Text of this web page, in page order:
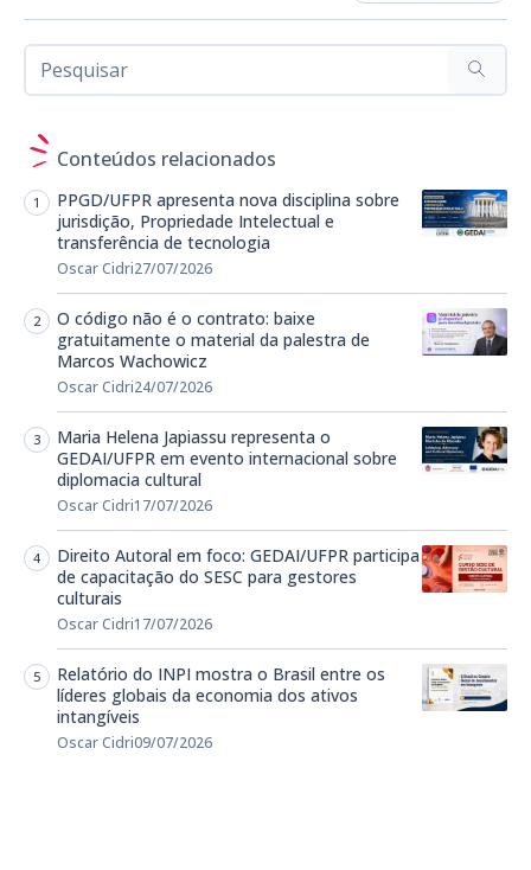
Conteúdos relacionados
PPGD/UFPR apresenta nova disciplina sobre
jurisdição, Propriedade Intelectual e
transferência de tecnologia
Oscar Cidri27/07/2026
O código não é o contrato: baixe
gratuitamente o material da palestra de
Marcos Wachowicz
Oscar Cidri24/07/2026
Maria Helena Japiassu representa o
GEDAI/UFPR em evento internacional sobre
diplomacia cultural
Oscar Cidri17/07/2026
Direito Autoral em foco: GEDAI/UFPR participa
de capacitação do SESC para gestores
culturais
Oscar Cidri17/07/2026
Relatório do INPI mostra o Brasil entre os
líderes globais da economia dos ativos
intangíveis
Oscar Cidri09/07/2026